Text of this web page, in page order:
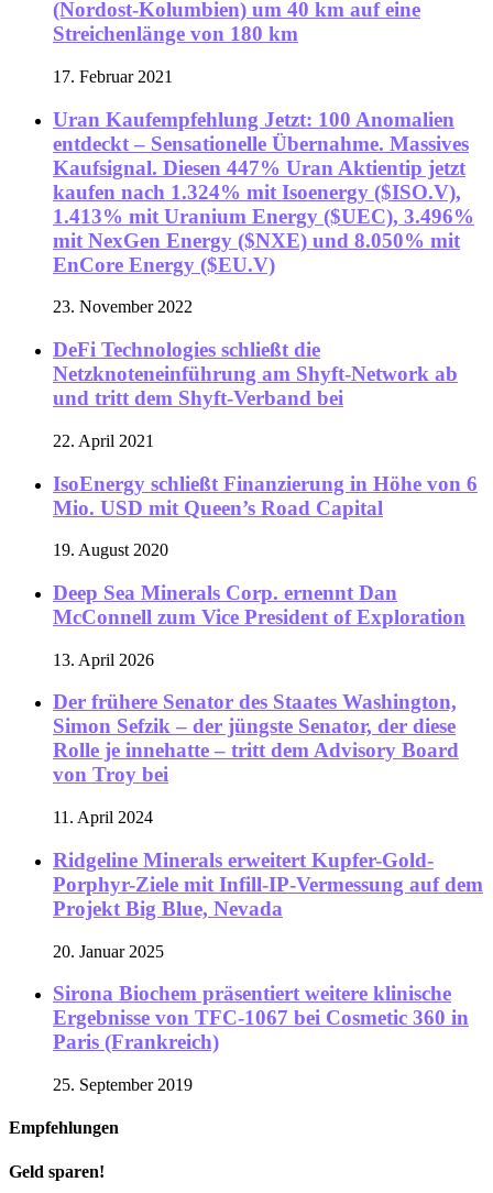
(Nordost-Kolumbien) um 40 km auf eine
Streichenlänge von 180 km
17. Februar 2021
Uran Kaufempfehlung Jetzt: 100 Anomalien
entdeckt – Sensationelle Übernahme. Massives
Kaufsignal. Diesen 447% Uran Aktientip jetzt
kaufen nach 1.324% mit Isoenergy ($ISO.V),
1.413% mit Uranium Energy ($UEC), 3.496%
mit NexGen Energy ($NXE) und 8.050% mit
EnCore Energy ($EU.V)
23. November 2022
DeFi Technologies schließt die
Netzknoteneinführung am Shyft-Network ab
und tritt dem Shyft-Verband bei
22. April 2021
IsoEnergy schließt Finanzierung in Höhe von 6
Mio. USD mit Queen’s Road Capital
19. August 2020
Deep Sea Minerals Corp. ernennt Dan
McConnell zum Vice President of Exploration
13. April 2026
Der frühere Senator des Staates Washington,
Simon Sefzik – der jüngste Senator, der diese
Rolle je innehatte – tritt dem Advisory Board
von Troy bei
11. April 2024
Ridgeline Minerals erweitert Kupfer-Gold-
Porphyr-Ziele mit Infill-IP-Vermessung auf dem
Projekt Big Blue, Nevada
20. Januar 2025
Sirona Biochem präsentiert weitere klinische
Ergebnisse von TFC-1067 bei Cosmetic 360 in
Paris (Frankreich)
25. September 2019
Empfehlungen
Geld sparen!